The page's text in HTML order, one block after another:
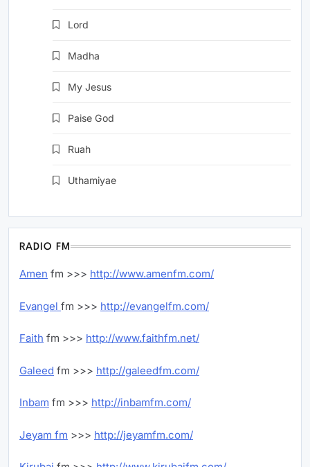
Lord
Madha
My Jesus
Paise God
Ruah
Uthamiyae
RADIO FM
Amen fm >>> http://www.amenfm.com/
Evangel fm >>> http://evangelfm.com/
Faith fm >>> http://www.faithfm.net/
Galeed fm >>> http://galeedfm.com/
Inbam fm >>> http://inbamfm.com/
Jeyam fm >>> http://jeyamfm.com/